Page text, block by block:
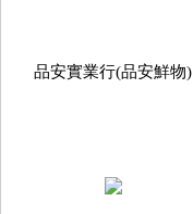
品安實業行(品安鮮物)